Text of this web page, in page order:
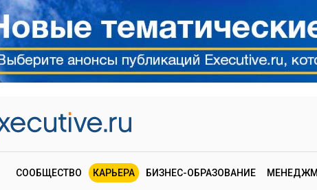
СООБЩЕСТВО КАРЬЕРА БИЗНЕС-ОБРАЗОВАНИЕ